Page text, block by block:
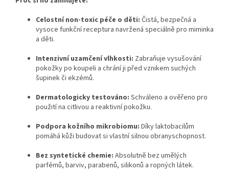
Celostní non-toxic péče o děti: Čistá, bezpečná a
vysoce funkční receptura navržená speciálně pro miminka
a děti.
Intenzivní uzamčení vlhkosti: Zabraňuje vysušování
pokožky po koupeli a chrání ji před vznikem suchých
šupinek či ekzémů.
Dermatologicky testováno: Schváleno a ověřeno pro
použití na citlivou a reaktivní pokožku.
Podpora kožního mikrobiomu: Díky laktobacilům
pomáhá kůži budovat si vlastní silnou obranyschopnost.
Bez syntetické chemie: Absolutně bez umělých
parfémů, barviv, parabenů, silikonů a ropných látek.